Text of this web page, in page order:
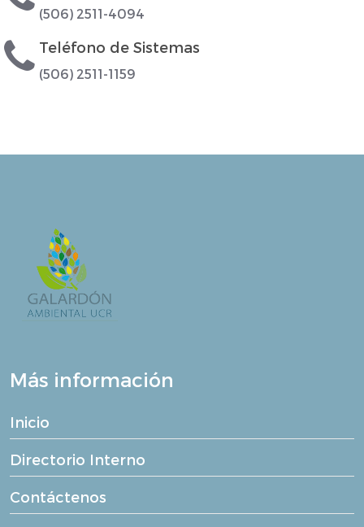
(506) 2511-4094
Teléfono de Sistemas
(506) 2511-1159
Más información
Inicio
Directorio Interno
Contáctenos